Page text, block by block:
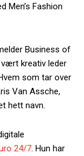
Men’s Fashion
Business of
vært kreativ leder
som tar over
Van Assche,
hett navn.
24/7. Hun har